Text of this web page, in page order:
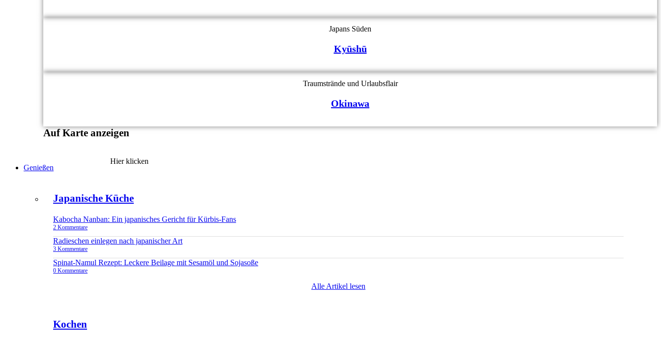
Japans Süden
Kyūshū
Traumstrände und Urlaubsflair
Okinawa
Auf Karte anzeigen
Hier klicken
Genießen
Japanische Küche
Kabocha Nanban: Ein japanisches Gericht für Kürbis-Fans
2 Kommentare
Radieschen einlegen nach japanischer Art
3 Kommentare
Spinat-Namul Rezept: Leckere Beilage mit Sesamöl und Sojasoße
0 Kommentare
Alle Artikel lesen
Kochen